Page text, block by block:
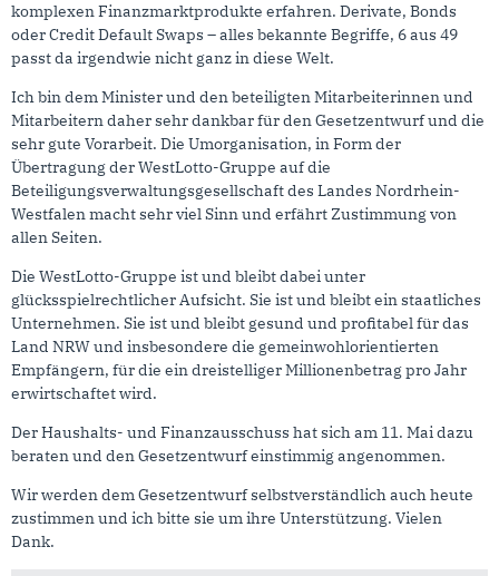
komplexen Finanzmarktprodukte erfahren. Derivate, Bonds
oder Credit Default Swaps – alles bekannte Begriffe, 6 aus 49
passt da irgendwie nicht ganz in diese Welt.
Ich bin dem Minister und den beteiligten Mitarbeiterinnen und
Mitarbeitern daher sehr dankbar für den Gesetzentwurf und die
sehr gute Vorarbeit. Die Umorganisation, in Form der
Übertragung der WestLotto-Gruppe auf die
Beteiligungsverwaltungsgesellschaft des Landes Nordrhein-
Westfalen macht sehr viel Sinn und erfährt Zustimmung von
allen Seiten.
Die WestLotto-Gruppe ist und bleibt dabei unter
glücksspielrechtlicher Aufsicht. Sie ist und bleibt ein staatliches
Unternehmen. Sie ist und bleibt gesund und profitabel für das
Land NRW und insbesondere die gemeinwohlorientierten
Empfängern, für die ein dreistelliger Millionenbetrag pro Jahr
erwirtschaftet wird.
Der Haushalts- und Finanzausschuss hat sich am 11. Mai dazu
beraten und den Gesetzentwurf einstimmig angenommen.
Wir werden dem Gesetzentwurf selbstverständlich auch heute
zustimmen und ich bitte sie um ihre Unterstützung. Vielen
Dank.